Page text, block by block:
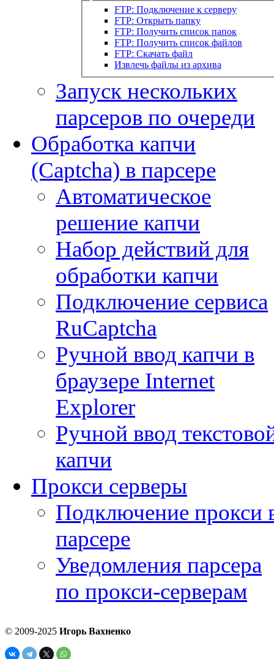
FTP: Подключение к серверу
FTP: Открыть папку
FTP: Получить список папок
FTP: Получить список файлов
FTP: Скачать файл
Извлечь файлы из архива
Запуск нескольких
парсеров по очереди
Обработка капчи
(Captcha) в парсере
Автоматическое
решение капчи
Набор действий для
обработки капчи
Подключение сервиса
RuCaptcha
Ручной ввод капчи в
браузере Internet
Explorer
Ручной ввод
капчи
Прокси серверы
Подключение прокси
парсере
Уведомления парсера
по прокси-серверам
© 2009-2025 Игорь Вахненко